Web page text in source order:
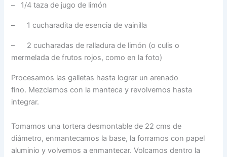
– 1/4 taza de jugo de limón
– 1 cucharadita de esencia de vainilla
– 2 cucharadas de ralladura de limón (o culis o
mermelada de frutos rojos, como en la foto)
Procesamos las galletas hasta lograr un arenado
fino. Mezclamos con la manteca y revolvemos hasta
integrar.
Tomamos una tortera desmontable de 22 cms de
diámetro, enmantecamos la base, la forramos con papel
aluminio y volvemos a enmantecar. Volcamos dentro la